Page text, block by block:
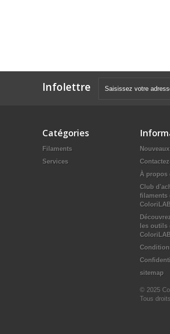
Infolettre
Catégories
Filaments
Services
À propos
Club
filaments
les outils
sitemap
© 2025
Tous